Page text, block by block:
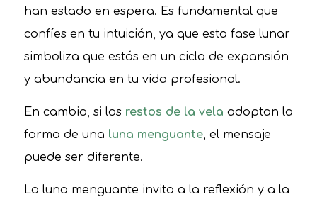
han estado en espera. Es fundamental que
confíes en tu intuición, ya que esta fase lunar
simboliza que estás en un ciclo de expansión
y abundancia en tu vida profesional.
En cambio, si los restos de la vela adoptan la
forma de una luna menguante, el mensaje
puede ser diferente.
La luna menguante invita a la reflexión y a la